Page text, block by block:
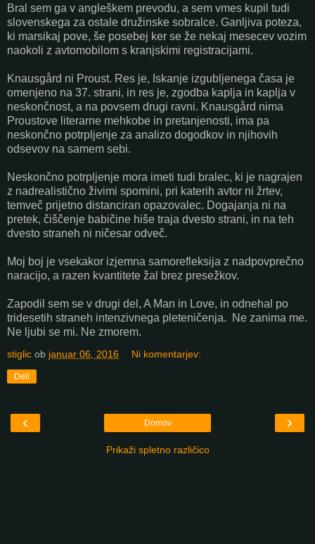
Bral sem ga v angleškem prevodu, a sem vmes kupil tudi
slovenskega za ostale družinske sobralce. Ganljiva poteza,
ki marsikaj pove, še posebej ker se že nekaj mesecev vozim
naokoli z avtomobilom s kranjskimi registracijami.
Knausgård ni Proust. Res je, Iskanje izgubljenega časa je
omenjeno na 37. strani, in res je, zgodba kaplja in kaplja v
neskončnost, a na povsem drugi ravni. Knausgård nima
Proustove literarne mehkobe in pretanjenosti, ima pa
neskončno potrpljenje za analizo dogodkov in njihovih
odsevov na samem sebi.
Neskončno potrpljenje mora imeti tudi bralec, ki je nagrajen
z nadrealistično živimi spomini, pri katerih avtor ni žrtev,
temveč prijetno distanciran opazovalec. Dogajanja ni na
pretek, čiščenje babičine hiše traja dvesto strani, in na teh
dvesto straneh ni ničesar odveč.
Moj boj je vsekakor izjemna samorefleksija z nadpovprečno
naracijo, a razen kvantitete žal brez presežkov.
Zapodil sem se v drugi del, A Man in Love, in odnehal po
tridesetih straneh intenzivnega pleteničenja. Ne zanima me.
Ne ljubi se mi. Ne zmorem.
stiglic ob januar 06, 2016 Ni komentarjev:
Deli
‹ ›
Domov
Prikaži spletno različico